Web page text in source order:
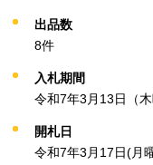
出品数
8件
入札期間
令和7年3月13日（
開札日
令和7年3月17日(月